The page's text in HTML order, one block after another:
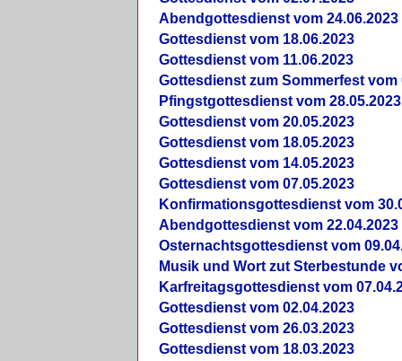
Abendgottesdienst vom 24.06.2023
Gottesdienst vom 18.06.2023
Gottesdienst vom 11.06.2023
Gottesdienst zum Sommerfest vom
Pfingstgottesdienst vom 28.05.2023
Gottesdienst vom 20.05.2023
Gottesdienst vom 18.05.2023
Gottesdienst vom 14.05.2023
Gottesdienst vom 07.05.2023
Konfirmationsgottesdienst vom
Abendgottesdienst vom 22.04.2023
Osternachtsgottesdienst vom
Musik und Wort zut Sterbestunde
Karfreitagsgottesdienst vom
Gottesdienst vom 02.04.2023
Gottesdienst vom 26.03.2023
Gottesdienst vom 18.03.2023